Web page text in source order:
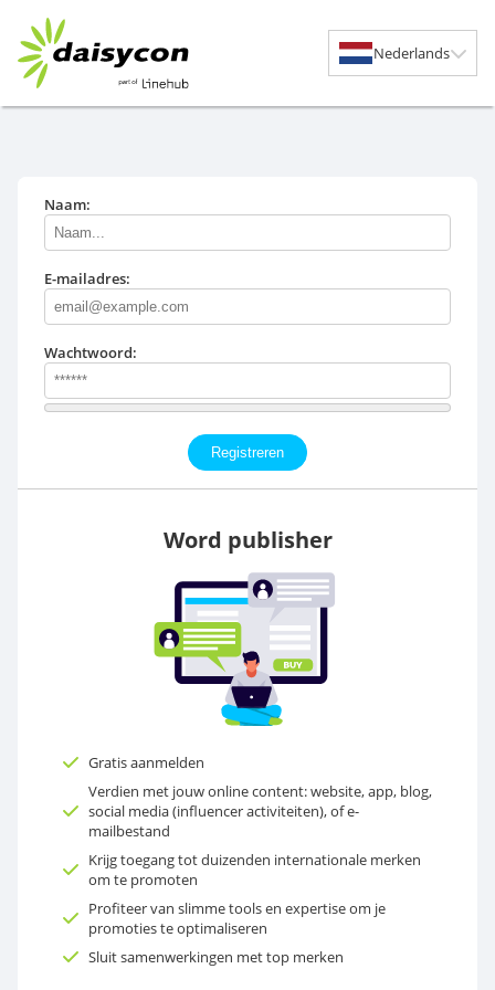
Nederlands
Naam:
E-mailadres:
Wachtwoord:
Registreren
Word publisher
Gratis aanmelden
Verdien met jouw online content: website, app, blog,
social media (influencer activiteiten), of e-
mailbestand
Krijg toegang tot duizenden internationale merken
om te promoten
Profiteer van slimme tools en expertise om je
promoties te optimaliseren
Sluit samenwerkingen met top merken